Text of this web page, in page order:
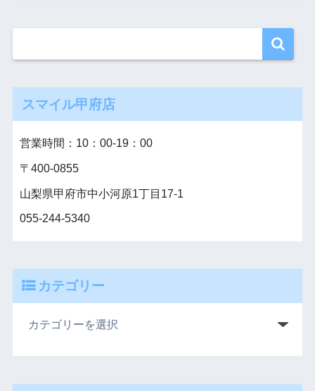
スマイル甲府店
営業時間：10：00‐19：00
〒400-0855
山梨県甲府市中小河原1丁目17-1
055-244-5340
カテゴリー